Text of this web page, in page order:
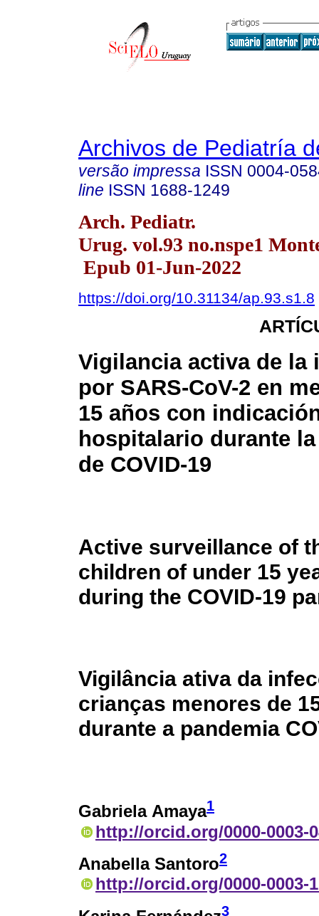
Archivos de Pediatría
versão impressa ISSN 0004-
line ISSN 1688-1249
Arch. Pediatr.
Urug. vol.93 no.nspe1
Epub 01-Jun-2022
https://doi.org/10.31134/ap.93.s1.8
Vigilancia activa de la
por SARS-CoV-2 en
15 años con
hospitalario durante
de COVID-19
Active surveillance of
children of under 15
during the COVID-19
Vigilância ativa da
crianças menores de
durante a pandemia
Gabriela Amaya1
http://orcid.org/0000-0003-
Anabella Santoro2
http://orcid.org/0000-0003-
3